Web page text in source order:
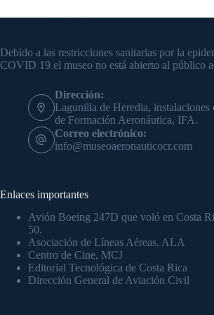
Debido a las restricciones sanitarias por la
COVID 19 el museo no está abierto al público
Dirección:
Lagunilla de Heredia, instalaciones
de Formación Aeronáutica, IFA.
Correo electrónico:
info@museoaeronauticocr.com
Enlaces importantes
Avión Boeing 247D que voló en Costa
50.
Asociación de Líneas Aéreas, ALA
Centro de Cine, MCJ
Editorial Tecnológica de Costa Rica
Dirección General de Aviación Civil